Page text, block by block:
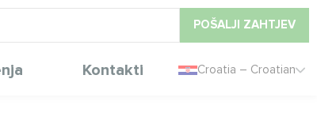
POŠALJI ZAHTJEV
Kontakti Croatia – Croatian